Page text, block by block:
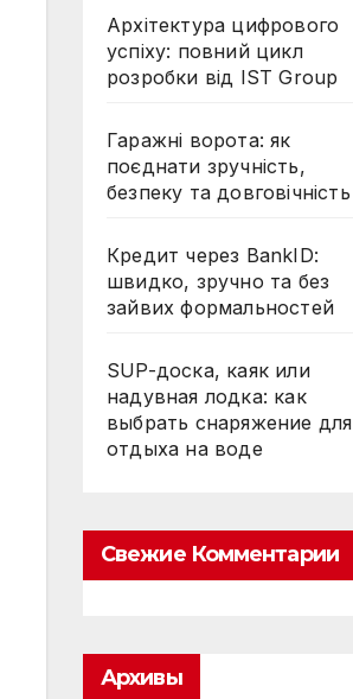
Архітектура цифрового
успіху: повний цикл
розробки від IST Group
Гаражні ворота: як
поєднати зручність,
безпеку та довговічність
Кредит через BankID:
швидко, зручно та без
зайвих формальностей
SUP-доска, каяк или
надувная лодка: как
выбрать снаряжение для
отдыха на воде
Свежие Комментарии
Архивы